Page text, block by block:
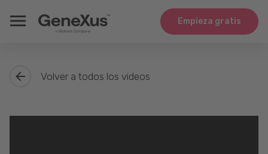
Empieza gratis
Volver a todos los videos